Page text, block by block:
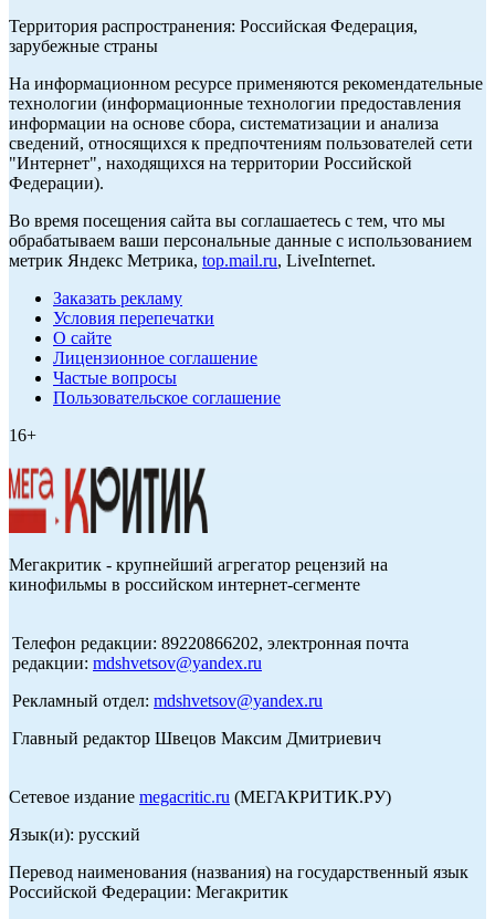
Территория распространения: Российская Федерация,
зарубежные страны
На информационном ресурсе применяются рекомендательные
технологии (информационные технологии предоставления
информации на основе сбора, систематизации и анализа
сведений, относящихся к предпочтениям пользователей сети
"Интернет", находящихся на территории Российской
Федерации).
Во время посещения сайта вы соглашаетесь с тем, что мы
обрабатываем ваши персональные данные с использованием
метрик Яндекс Метрика, top.mail.ru, LiveInternet.
Заказать рекламу
Условия перепечатки
О сайте
Лицензионное соглашение
Частые вопросы
Пользовательское соглашение
16+
Мегакритик - крупнейший агрегатор рецензий на
кинофильмы в российском интернет-сегменте
Телефон редакции: 89220866202, электронная почта
редакции: mdshvetsov@yandex.ru
Рекламный отдел: mdshvetsov@yandex.ru
Главный редактор Швецов Максим Дмитриевич
Сетевое издание megacritic.ru (МЕГАКРИТИК.РУ)
Язык(и): русский
Перевод наименования (названия) на государственный язык
Российской Федерации: Мегакритик